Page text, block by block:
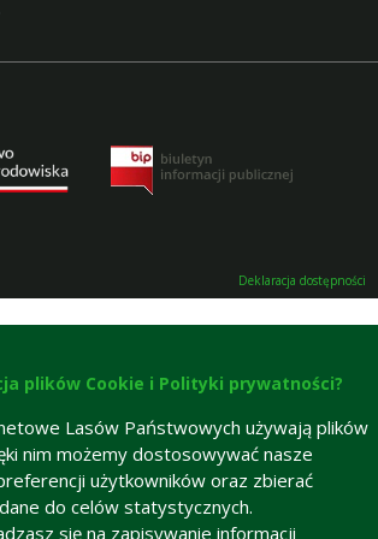
Deklaracja dostępności
plików Cookie i Polityki prywatności?
Lasów Państwowych używają plików
nim możemy dostosowywać nasze
użytkowników oraz zbierać
do celów statystycznych.
się na zapisywanie informacji